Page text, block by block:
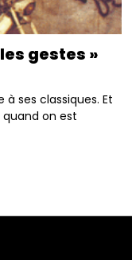
gestes »
ses classiques. Et
quand on est